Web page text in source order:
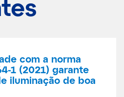
com a norma
1 (2021) garante
iluminação de boa